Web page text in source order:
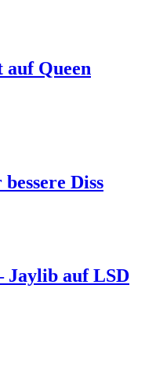
auf Queen
Diss
Jaylib auf LSD